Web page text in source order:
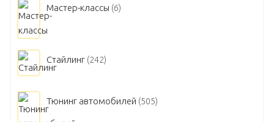
Мастер-классы (6)
Стайлинг (242)
Тюнинг автомобилей (505)